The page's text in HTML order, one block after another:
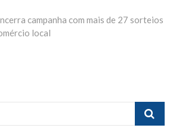
campanha com mais de 27 sorteios
local